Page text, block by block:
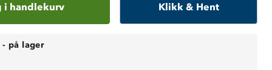
i handlekurv Klikk & Hent
- på lager